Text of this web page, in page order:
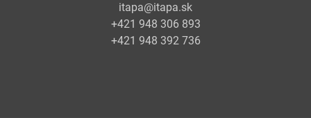
itapa@itapa.sk
+421 948 306 893
+421 948 392 736